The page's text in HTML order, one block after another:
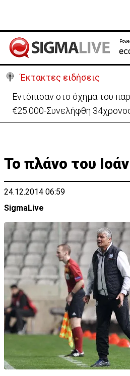
Έκτακτες ειδήσεις
Μαλαισία: Πανικός σε πτήση
ανοίξει την έξοδο κυνδίνου
Το πλάνο του
24.12.2014 06:59
SigmaLive